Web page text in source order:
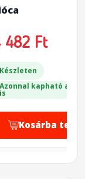
482 Ft
Készleten
Azonnal kapható a
is
Kosárba